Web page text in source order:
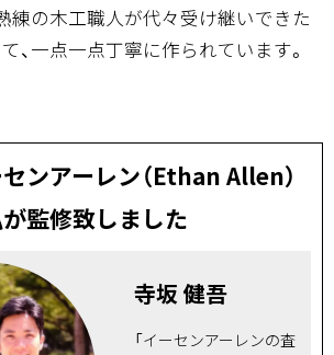
練の木工職人が代々受け継いできた
、一点一点丁寧に作られています。
ンアーレン（Ethan Allen）
監修致しました
寺坂 健吾
「イーセンアーレンの査